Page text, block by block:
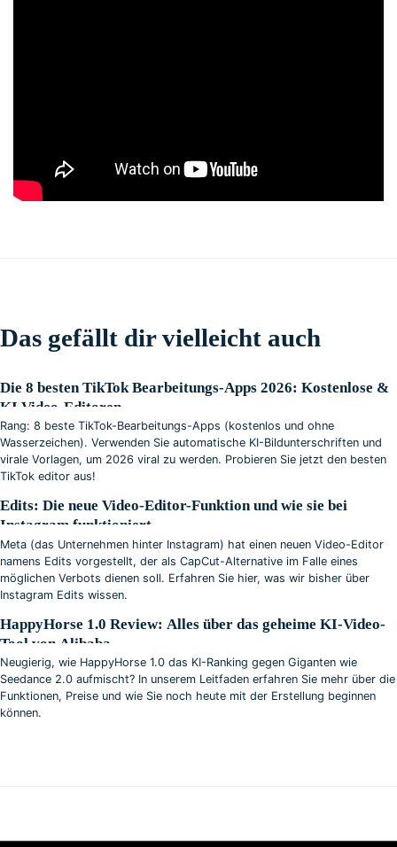
Das gefällt dir vielleicht auch
Die 8 besten TikTok Bearbeitungs-Apps 2026: Kostenlose &
KI Video-Editoren
Rang: 8 beste TikTok-Bearbeitungs-Apps (kostenlos und ohne
Wasserzeichen). Verwenden Sie automatische KI-Bildunterschriften und
virale Vorlagen, um 2026 viral zu werden. Probieren Sie jetzt den besten
TikTok editor aus!
Edits: Die neue Video-Editor-Funktion und wie sie bei
Instagram funktioniert
Meta (das Unternehmen hinter Instagram) hat einen neuen Video-Editor
namens Edits vorgestellt, der als CapCut-Alternative im Falle eines
möglichen Verbots dienen soll. Erfahren Sie hier, was wir bisher über
Instagram Edits wissen.
HappyHorse 1.0 Review: Alles über das geheime KI-Video-
Tool von Alibaba
Neugierig, wie HappyHorse 1.0 das KI-Ranking gegen Giganten wie
Seedance 2.0 aufmischt? In unserem Leitfaden erfahren Sie mehr über die
Funktionen, Preise und wie Sie noch heute mit der Erstellung beginnen
können.